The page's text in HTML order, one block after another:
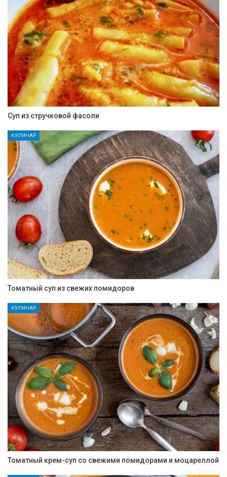
Суп из стручковой фасоли
КУЛИНАР
Томатный суп из свежих помидоров
КУЛИНАР
Томатный крем-суп со свежими помидорами и моцареллой